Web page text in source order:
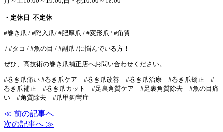
・定休日 不定休
#巻き爪 / #陥入爪/ #肥厚爪 / #変形爪 / #角質
/ #タコ / #魚の目 / #副爪 /に悩んでいる方！
ぜひ、高技術の巻き爪補正店へお問い合わせください。
#巻き爪痛い #巻き爪ケア #巻き爪改善 #巻き爪治療 #巻き爪矯正 #
巻き爪補正 #巻き爪カット #足裏角質ケア #足裏角質除去 #魚の目痛
い #角質除去 #爪甲鉤彎症
≪ 前の記事へ
次の記事へ ≫